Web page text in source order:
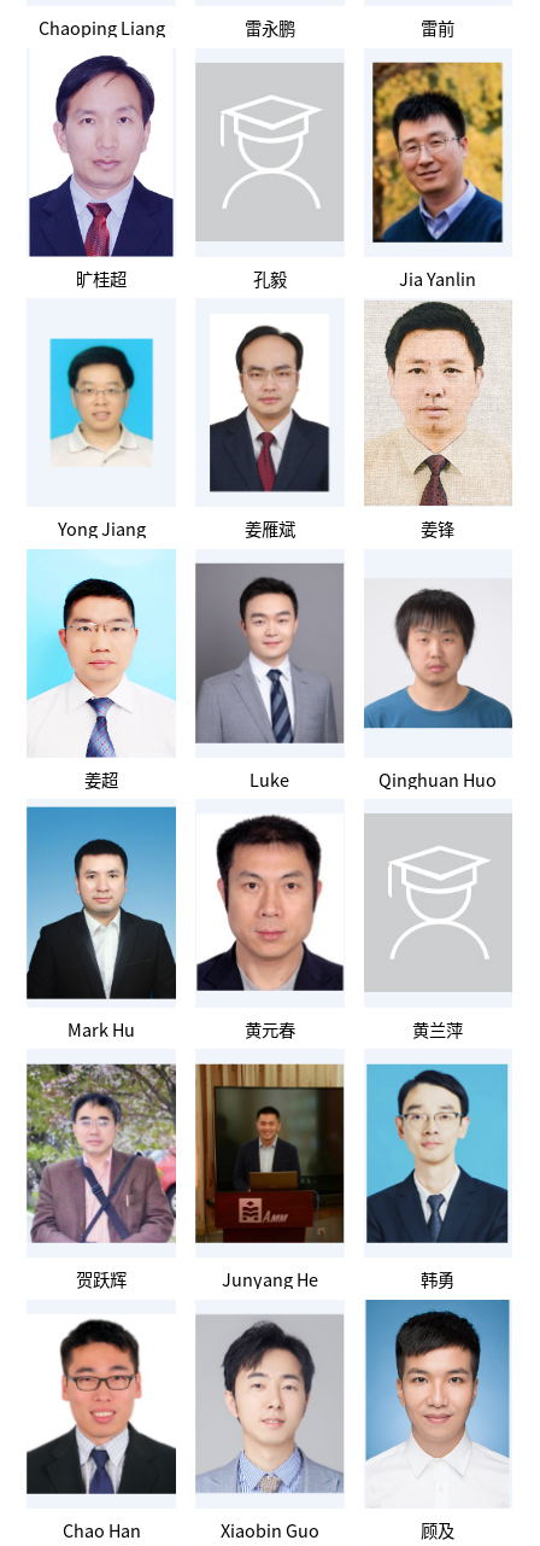
Chaoping Liang 雷永鹏 雷前
旷桂超 孔毅 Jia Yanlin
Yong Jiang 姜雁斌 姜锋
姜超 Luke Qinghuan Huo
Mark Hu 黄元春 黄兰萍
贺跃辉 Junyang He 韩勇
Chao Han Xiaobin Guo 顾及